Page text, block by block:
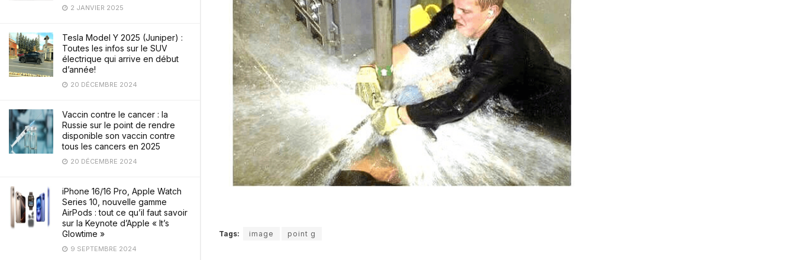
2 JANVIER 2025
Tesla Model Y 2025 (Juniper) :
Toutes les infos sur le SUV
électrique qui arrive en début
d’année!
20 DÉCEMBRE 2024
Vaccin contre le cancer : la
Russie sur le point de rendre
disponible son vaccin contre
tous les cancers en 2025
20 DÉCEMBRE 2024
iPhone 16/16 Pro, Apple Watch
Series 10, nouvelle gamme
AirPods : tout ce qu’il faut savoir
sur la Keynote d’Apple « It’s
Glowtime »
9 SEPTEMBRE 2024
Tags: image point g